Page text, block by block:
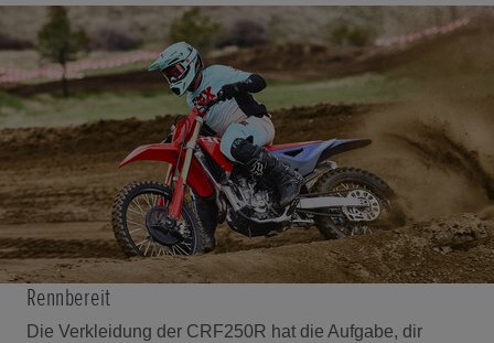
Rennbereit
Die Verkleidung der CRF250R hat die Aufgabe, dir